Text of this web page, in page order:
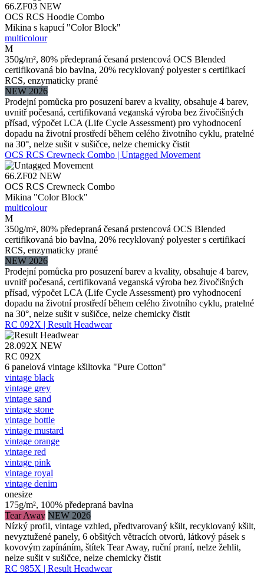
66.ZF03 NEW
OCS RCS Hoodie Combo
Mikina s kapucí "Color Block"
multicolour
M
350g/m², 80% předepraná česaná prstencová OCS Blended
certifikovaná bio bavlna, 20% recyklovaný polyester s certifikací
RCS, enzymaticky prané
NEW 2026
Prodejní pomůcka pro posuzení barev a kvality, obsahuje 4 barev,
uvnitř počesaná, certifikovaná veganská výroba bez živočišných
přísad, výpočet LCA (Life Cycle Assessment) pro vyhodnocení
dopadu na životní prostředí během celého životního cyklu, pratelné
na 30°, nelze sušit v sušičce, nelze chemicky čistit
OCS RCS Crewneck Combo | Untagged Movement
66.ZF02 NEW
OCS RCS Crewneck Combo
Mikina "Color Block"
multicolour
M
350g/m², 80% předepraná česaná prstencová OCS Blended
certifikovaná bio bavlna, 20% recyklovaný polyester s certifikací
RCS, enzymaticky prané
NEW 2026
Prodejní pomůcka pro posuzení barev a kvality, obsahuje 4 barev,
uvnitř počesaná, certifikovaná veganská výroba bez živočišných
přísad, výpočet LCA (Life Cycle Assessment) pro vyhodnocení
dopadu na životní prostředí během celého životního cyklu, pratelné
na 30°, nelze sušit v sušičce, nelze chemicky čistit
RC 092X | Result Headwear
28.092X NEW
RC 092X
6 panelová vintage kšiltovka "Pure Cotton"
vintage black
vintage grey
vintage sand
vintage stone
vintage bottle
vintage mustard
vintage orange
vintage red
vintage pink
vintage royal
vintage denim
onesize
175g/m², 100% předepraná bavlna
Tear Away NEW 2026
Nízký profil, vintage vzhled, předtvarovaný kšilt, recyklovaný kšilt,
nevyztužené panely, 6 obšitých větracích otvorů, látkový pásek s
kovovým zapínáním, štítek Tear Away, ruční praní, nelze žehlit,
nelze sušit v sušičce, nelze chemicky čistit
RC 985X | Result Headwear